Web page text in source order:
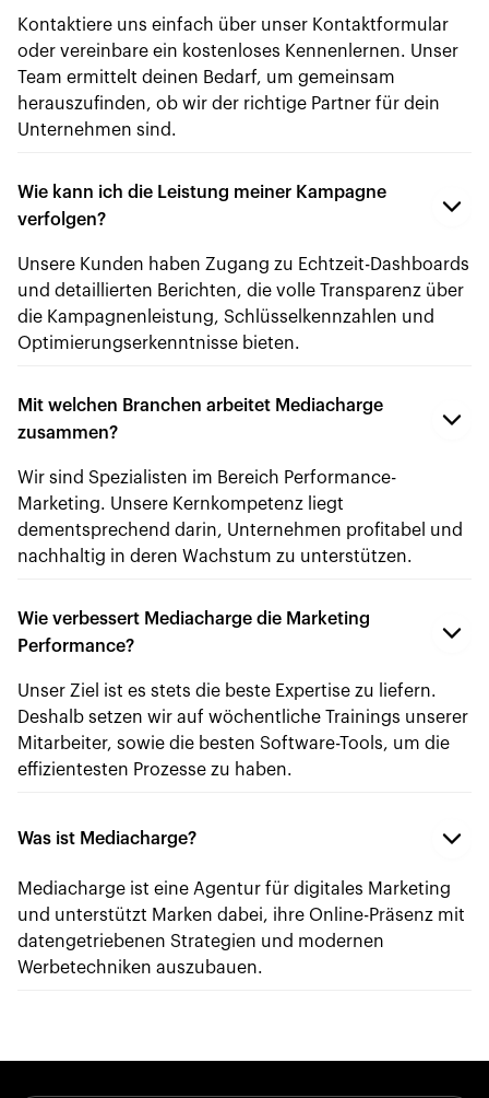
Kontaktiere uns einfach über unser Kontaktformular
oder vereinbare ein kostenloses Kennenlernen. Unser
Team ermittelt deinen Bedarf, um gemeinsam
herauszufinden, ob wir der richtige Partner für dein
Unternehmen sind.
Wie kann ich die Leistung meiner Kampagne
verfolgen?
Unsere Kunden haben Zugang zu Echtzeit-Dashboards
und detaillierten Berichten, die volle Transparenz über
die Kampagnenleistung, Schlüsselkennzahlen und
Optimierungserkenntnisse bieten.
Mit welchen Branchen arbeitet Mediacharge
zusammen?
Wir sind Spezialisten im Bereich Performance-
Marketing. Unsere Kernkompetenz liegt
dementsprechend darin, Unternehmen profitabel und
nachhaltig in deren Wachstum zu unterstützen.
Wie verbessert Mediacharge die Marketing
Performance?
Unser Ziel ist es stets die beste Expertise zu liefern.
Deshalb setzen wir auf wöchentliche Trainings unserer
Mitarbeiter, sowie die besten Software-Tools, um die
effizientesten Prozesse zu haben.
Was ist Mediacharge?
Mediacharge ist eine Agentur für digitales Marketing
und unterstützt Marken dabei, ihre Online-Präsenz mit
datengetriebenen Strategien und modernen
Werbetechniken auszubauen.